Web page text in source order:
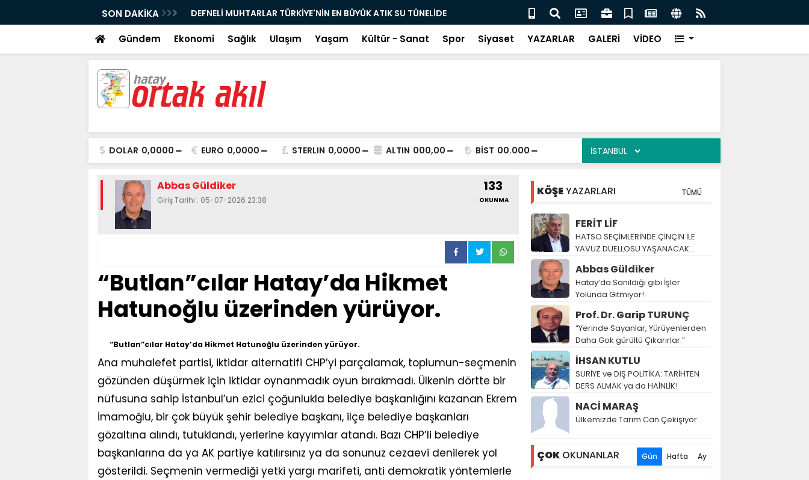
SON DAKİKA
DEFNELİ MUHTARLAR TÜRKİYE'NİN EN BÜYÜK ATIK SU TÜNELİDE
İNCELEMEDE BULUNDU
HTSO BAŞKAN ADAYI A. BÜNYAMİN YAVUZ İŞYERİ ZİYARETLERİNDE
Gündem Ekonomi Sağlık Ulaşım Yaşam Kültür - Sanat Spor Siyaset YAZARLAR GALERİ VİDEO
DOLAR 0,0000 EURO 0,0000 STERLIN 0,0000 ALTIN 000,00 BİST 00.000
Abbas Güldiker
Giriş Tarihi : 05-07-2026 23:38
133
OKUNMA
“Butlan”cılar Hatay’da Hikmet
Hatunoğlu üzerinden yürüyor.
“Butlan”cılar Hatay’da Hikmet Hatunoğlu üzerinden yürüyor.
Ana muhalefet partisi, iktidar alternatifi CHP’yi parçalamak, toplumun-seçmenin
gözünden düşürmek için iktidar oynanmadık oyun bırakmadı. Ülkenin dörtte bir
nüfusuna sahip İstanbul’un ezici çoğunlukla belediye başkanlığını kazanan Ekrem
İmamoğlu, bir çok büyük şehir belediye başkanı, ilçe belediye başkanları
gözaltına alındı, tutuklandı, yerlerine kayyımlar atandı. Bazı CHP’li belediye
başkanlarına da ya AK partiye katılırsınız ya da sonunuz cezaevi denilerek yol
gösterildi. Seçmenin vermediği yetki yargı marifeti, anti demokratik yöntemlerle
KÖŞEYAZARLARI TÜMÜ
FERİT LİF
HATSO SEÇİMLERİNDE ÇİNÇİN İLE
YAVUZ DÜELLOSU YAŞANACAK…
Abbas Güldiker
Hatay’da Sanıldığı gibi İşler
Yolunda Gitmiyor!
Prof. Dr. Garip TURUNÇ
“Yerinde Sayanlar, Yürüyenlerden
Daha Gok gürültü Çıkarırlar.”
İHSAN KUTLU
SURİYE ve DIŞ POLİTİKA: TARİHTEN
DERS ALMAK ya da HAİNLİK!
NACİ MARAŞ
Ülkemizde Tarım Can Çekişiyor.
ÇOK OKUNANLAR Gün Hafta Ay